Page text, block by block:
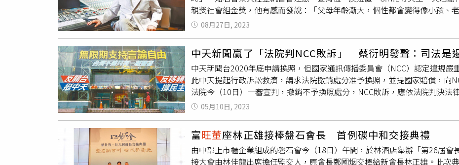
的朋友，只是家務事我們都沒辦法處理，我們勸他要寬心，讚他是台灣一代偉
獎。活動尾聲，蔡衍明率領全體人員一起合唱集團社歌，〈有緣相聚〉、〈
歡會畫下完美句點。
親獎社會組金獎，他有感而發說：「父母年齡漸大，個性都會變得像小孩、
親獎歌曲、詞曲創作大賽距離報名截止不到1個月，剛好碰上父親生病住院
兩頭燒，雖然父親最後心肌梗塞離世，他仍透過歌曲唱出對父母的愛，「
恩，用唱的表達出來。」莊立帆曾創作許多熱門歌曲，但〈老寶貝〉是他至
他最感動的歌。他透露，孝親歌曲、詞曲創作大賽是他早已期待許久的活動
到，「以前寫流行音樂，我們都寫感情、苦痛、負能量，但孝親創作比賽，
10年來累積的創作能量，不到1個月內緊湊完成。」他報名比賽後，卻從沒
他開心說：「謝謝評審、旺董蔡衍明，我很欣慰、滿足。」音樂人莊立帆（
動時光。（圖／莊立帆提供）他從小與父母感情緊密，父母管教方式採開明
樂時，父親一開始反對，因為爺爺是醫生，希望他受爺爺影響也能當醫生
開心最重要，最後選擇支持他玩音樂。感謝家人開明式管教？他幽默說：「
點，我當醫生可能會更好。」也認為父母最好給孩子一些適當的方向，「小
些評估，要監督他們每個階段狀態。」他現在除了專注工作，剩餘時間常陪
08月27日, 2023
中天新聞贏了「法院判NCC敗訴」 蔡衍明發聲：司法是
中天新聞台2020年底申請換照，但國家通訊傳播委員會（NCC）認定違規
此中天提起行政訴訟救濟，請求法院撤銷處分准予換照，並提國家賠償，向
法院今（10日）一審宣判，撤銷不予換照處分，NCC敗訴，應依法院判決法
消息後，旺旺集團董事長蔡衍明開心在臉書發文，感謝法官還給中天清白。
～非常的慶幸！法官們還給我們中天清白！司法真的是公平、正義和遏止
台灣所有的不公與不義堅守防線！讓我們中華民國守住真正自由民主的價值
蔡衍明臉書）消息一出，引來大批網友留言：「感謝旺董為公理正義的堅持
中天回到52台」、「您們辛苦了，遲來的正義，開心，應向陳耀祥及其他相
05月10日, 2023
富旺董座林正雄接棒盤石會長 首例碳中和交接典禮
由中部上市櫃企業組成的磐石會今（18日）午間，於林酒店舉辦「第26屆會
接大會由林佳龍出席擔任監交人，原會長鄭國烟交棒給新會長林正雄。此次